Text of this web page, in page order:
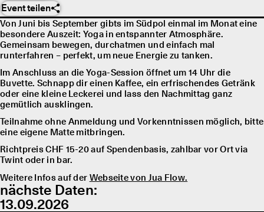
Event teilen
Von Juni bis September gibts im Südpol einmal im Monat eine
besondere Auszeit: Yoga in entspannter Atmosphäre.
Gemeinsam bewegen, durchatmen und einfach mal
runterfahren – perfekt, um neue Energie zu tanken.
Im Anschluss an die Yoga-Session öffnet um 14 Uhr die
Buvette. Schnapp dir einen Kaffee, ein erfrischendes Getränk
oder eine kleine Leckerei und lass den Nachmittag ganz
gemütlich ausklingen.
Teilnahme ohne Anmeldung und Vorkenntnissen möglich, bitte
eine eigene Matte mitbringen.
Richtpreis CHF 15-20 auf Spendenbasis, zahlbar vor Ort via
Twint oder in bar.
Weitere Infos auf der Webseite von Jua Flow.
nächste Daten:
13.09.2026